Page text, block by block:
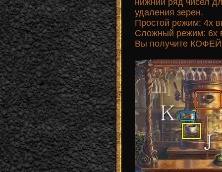
удаления зерен.
Простой режим: 4x
Сложный режим: 6x
Вы получите